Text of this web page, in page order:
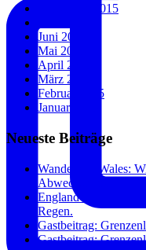
September 2015
Juni 2015
Mai 2015
April 2015
März 2015
Februar 2015
Januar 2015
Neueste Beiträge
Wandern in Wales:
Abwechslung.
England und Wales:
Regen.
Gastbeitrag:
Gastbeitrag: